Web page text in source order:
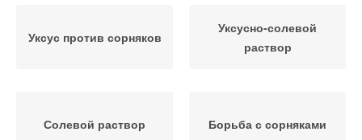
Уксус против сорняков
Уксусно-солевой
раствор
Солевой раствор Борьба с сорняками